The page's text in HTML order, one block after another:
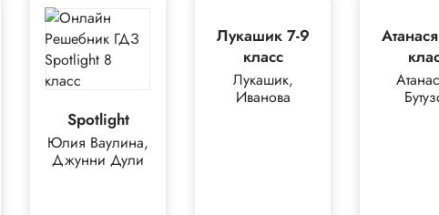
Spotlight
Юлия Ваулина,
Джунни Дули
Лукашик 7-9
класс
Лукашик,
Иванова